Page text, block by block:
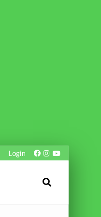
Login